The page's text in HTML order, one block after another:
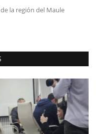
la región del Maule